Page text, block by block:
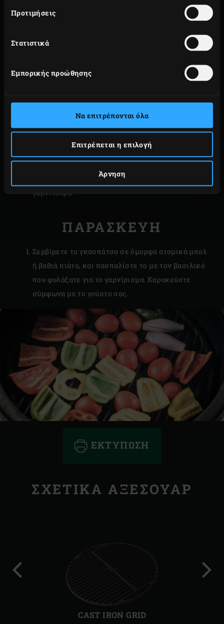
Προτιμήσεις
Στατιστικά
Εμπορικής προώθησης
Να επιτρέπονται όλα
Επιτρέπεται η επιλογή
Άρνηση
το σε μεγαλούτσικα κομμάτια. Αφαιρέστε τα
κρατήστε μερικά φυλλαράκια για να γαρνίρετε το
Κόψτε τα ψητά λαχανικά σε μεγάλα κομμάτια και
περάστε τα από το μπλέντερ μαζί με το σκόρδο, το
χαμηλή ταχύτητα και προσθέστε το ελαιόλαδο σε
πιπέρι σύμφωνα με το γούστο σας και αφήστε το
στο ψυγείο μέχρι να έρθει η ώρα να το σερβίρετε.
Στο ψυγείο φυλάξτε και τον βασιλικό για τη
γαρνιτούρα.
ΠΑΡΑΣΚΕΥΗ
Σερβίρετε το γκασπάτσο σε όμορφα ατομικά μπολ
ή βαθιά πιάτα, και πασπαλίστε το με τον βασιλικό
που φυλάξατε για το γαρνίρισμα. Καρυκεύστε
σύμφωνα με το γούστο σας.
ΕΚΤΎΠΩΣΗ
ΣΧΕΤΙΚΆ ΑΞΕΣΟΥΆΡ
CAST IRON GRID